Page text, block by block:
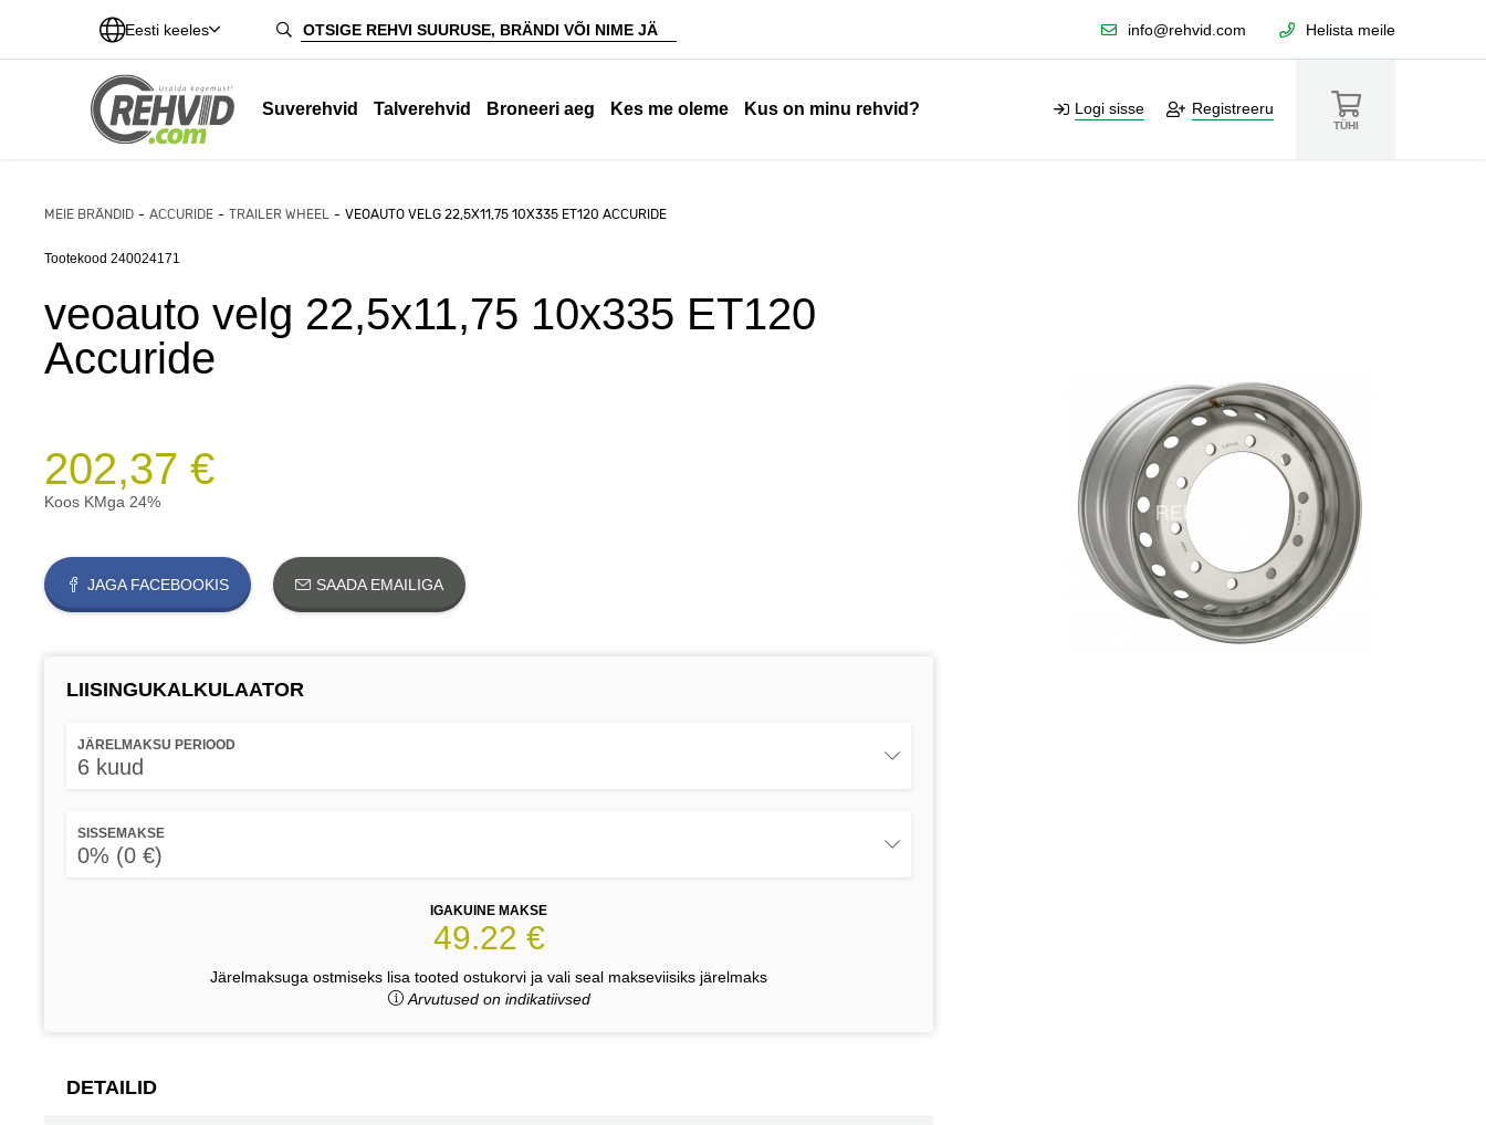
Eesti keeles info@rehvid.com Helista meile
Suverehvid Talverehvid Broneeri aeg Kes me oleme Kus on minu rehvid? Logi sisse Registreeru
TÜHI
MEIE BRÄNDID ACCURIDE TRAILER WHEEL VEOAUTO VELG 22,5X11,75 10X335 ET120 ACCURIDE
Tootekood 240024171
veoauto velg 22,5x11,75 10x335 ET120
Accuride
202,37 €
Koos KMga 24%
JAGA FACEBOOKIS SAADA EMAILIGA
LIISINGUKALKULAATOR
JÄRELMAKSU PERIOOD
6 kuud
SISSEMAKSE
0% (0 €)
IGAKUINE MAKSE
49.22 €
Järelmaksuga ostmiseks lisa tooted ostukorvi ja vali seal makseviisiks järelmaks
Arvutused on indikatiivsed
DETAILID